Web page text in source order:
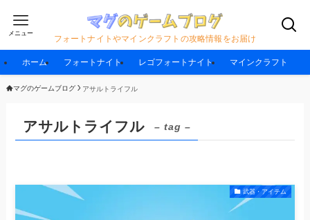
フォートナイトやマインクラフトの攻略情報をお届け
メニュー
ホーム フォートナイト レゴフォートナイト マインクラフト
マグのゲームブログ アサルトライフル
アサルトライフル – tag –
武器・アイテム